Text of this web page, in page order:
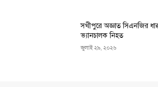
সখীপুরে অজ্ঞাত সিএনজির
ভ্যানচালক নিহত
জুলাই ২৯, ২০২৬